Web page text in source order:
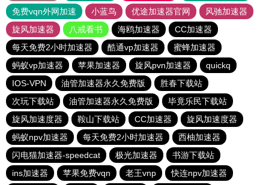
免费vqn外网加速
小蓝鸟 优途加速器官网
风驰加速器
旋风加速器
八戒看书 海鸥加速器
CC加速器
每天免费2小时加速器
酷通vp加速器
蜜蜂加速器
蚂蚁vp加速器
苹果加速器 旋风pvn加速器
quickq
IOS-VPN
油管加速器永久免费版
胜春下载站
次玩下载站
油管加速器永久免费版
毕竟乐民下载站
旋风加速度器
鞍山下载站 CC加速器
旋风加速度器
蚂蚁npv加速器
每天免费2小时加速器
西柚加速器
闪电猫加速器-speedcat
极光加速器
书游下载站
ins加速器
苹果免费vqn 老王vnp 快连npv加速器